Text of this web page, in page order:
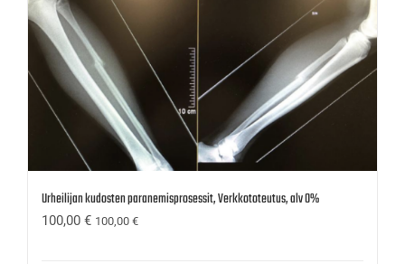
Urheilijan kudosten paranemisprosessit, Verkkototeutus, alv 0%
100,00 € 100,00 €